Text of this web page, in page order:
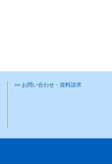
>> お問い合わせ・資料請求